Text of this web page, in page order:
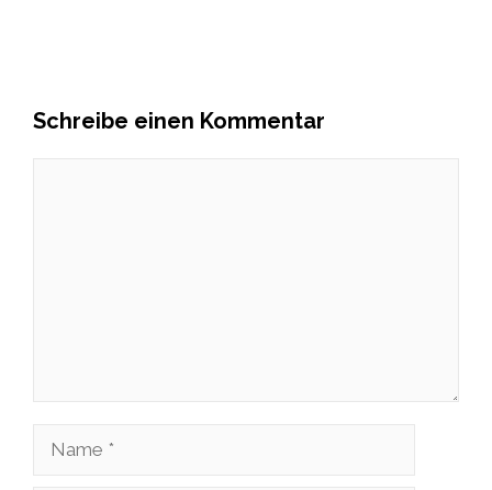
Schreibe einen Kommentar
Name